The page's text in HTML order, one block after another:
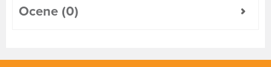
Ocene (0)